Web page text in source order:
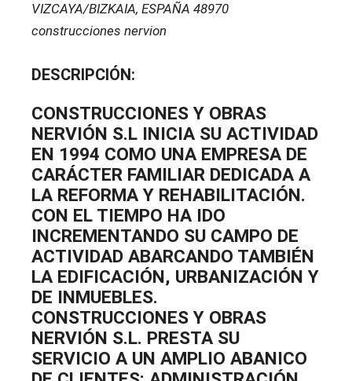
VIZCAYA/BIZKAIA, ESPAÑA 48970
construcciones nervion
DESCRIPCIÓN:
CONSTRUCCIONES Y OBRAS
NERVIÓN S.L INICIA SU ACTIVIDAD
EN 1994 COMO UNA EMPRESA DE
CARÁCTER FAMILIAR DEDICADA A
LA REFORMA Y REHABILITACIÓN.
CON EL TIEMPO HA IDO
INCREMENTANDO SU CAMPO DE
ACTIVIDAD ABARCANDO TAMBIÉN
LA EDIFICACIÓN, URBANIZACIÓN Y
DE INMUEBLES.
CONSTRUCCIONES Y OBRAS
NERVIÓN S.L. PRESTA SU
SERVICIO A UN AMPLIO ABANICO